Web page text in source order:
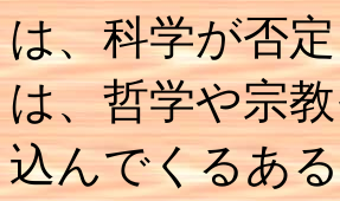
は、科学が否
は、哲学や宗
込んでくるあ